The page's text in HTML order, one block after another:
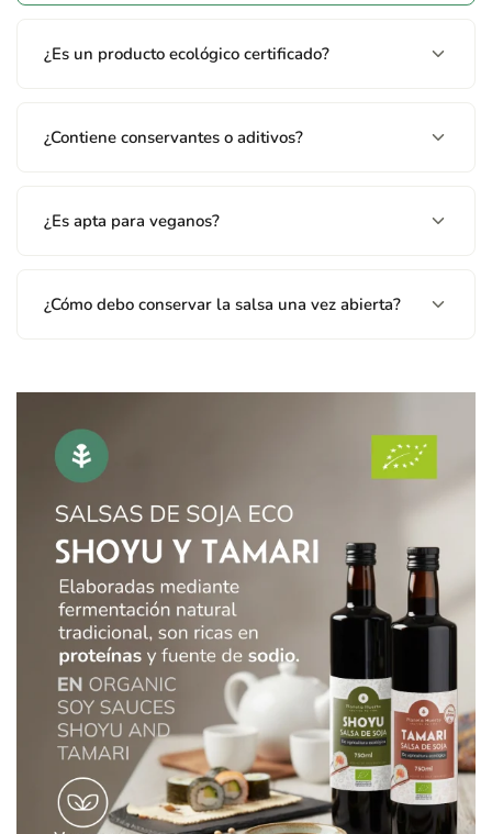
¿Es un producto ecológico certificado?
¿Contiene conservantes o aditivos?
¿Es apta para veganos?
¿Cómo debo conservar la salsa una vez abierta?